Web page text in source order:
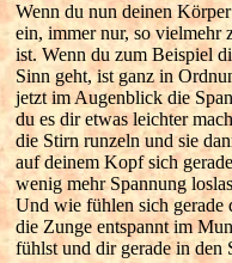
Wenn du nun deinen
ein, immer nur, so vielmehr
ist. Wenn du zum Beispiel
Sinn geht, ist ganz in
jetzt im Augenblick die
du es dir etwas leichter
die Stirn runzeln und sie
auf deinem Kopf sich
wenig mehr Spannung
Und wie fühlen sich gerade
die Zunge entspannt im
fühlst und dir gerade in